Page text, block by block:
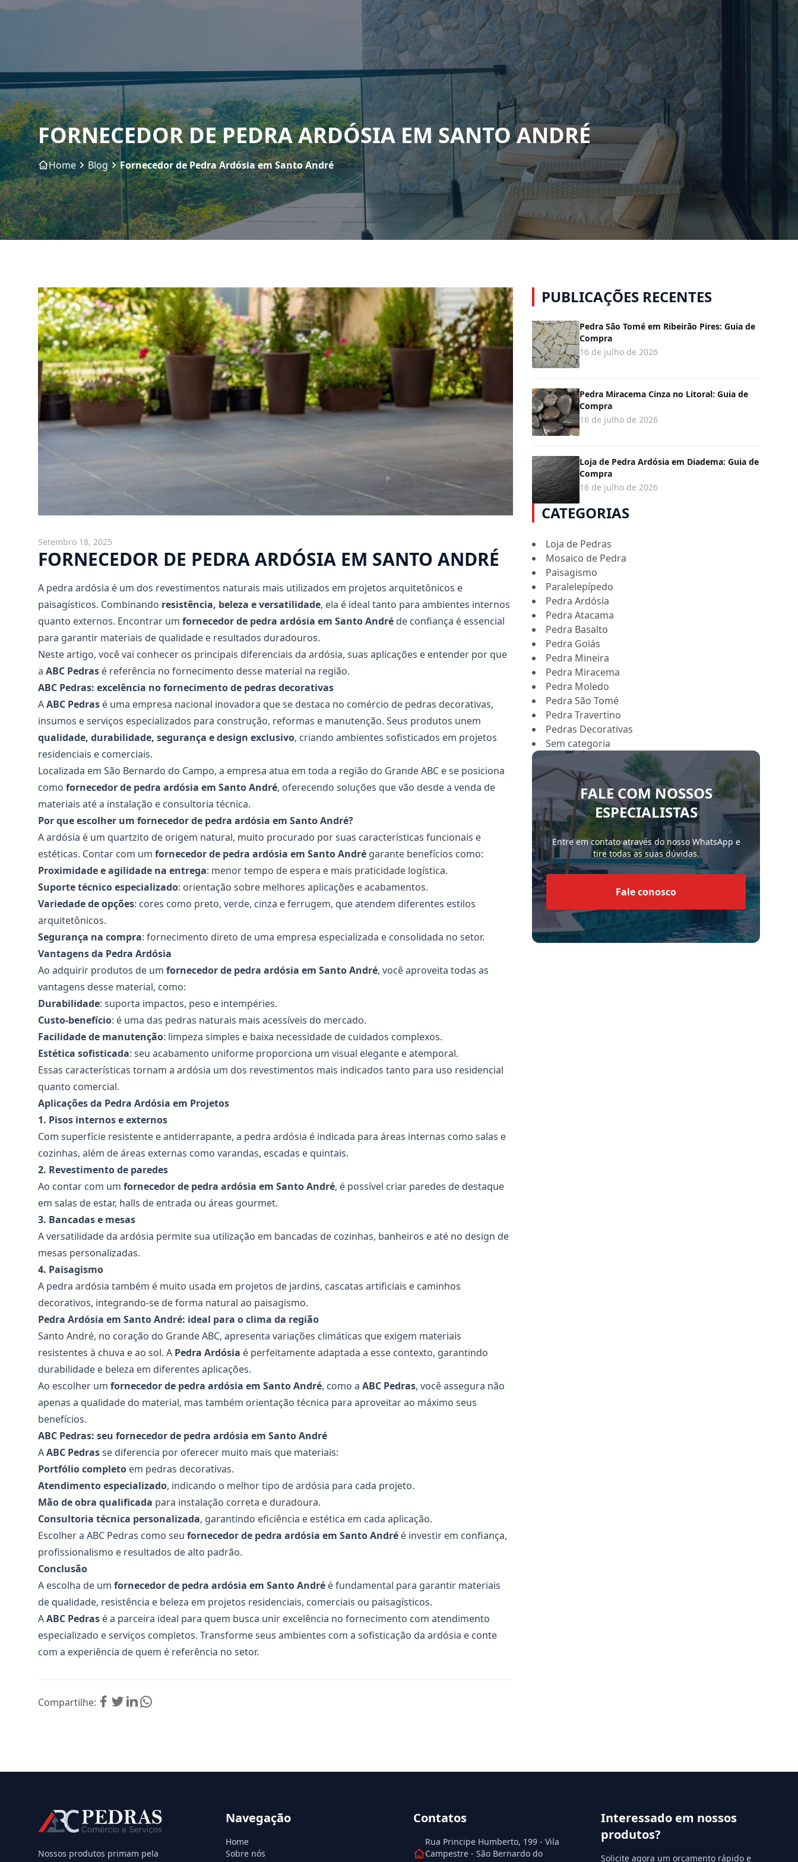
FORNECEDOR DE PEDRA ARDÓSIA EM SANTO ANDRÉ
Home Blog Fornecedor de Pedra Ardósia em Santo André
Setembro 18, 2025
FORNECEDOR DE PEDRA ARDÓSIA EM SANTO ANDRÉ
A pedra ardósia é um dos revestimentos naturais mais utilizados em projetos arquitetônicos e
paisagísticos. Combinando resistência, beleza e versatilidade, ela é ideal tanto para ambientes internos
quanto externos. Encontrar um fornecedor de pedra ardósia em Santo André de confiança é essencial
para garantir materiais de qualidade e resultados duradouros.
Neste artigo, você vai conhecer os principais diferenciais da ardósia, suas aplicações e entender por que
a ABC Pedras é referência no fornecimento desse material na região.
ABC Pedras: excelência no fornecimento de pedras decorativas
AABC Pedras é uma empresa nacional inovadora que se destaca no comércio de pedras decorativas,
insumos e serviços especializados para construção, reformas e manutenção. Seus produtos unem
qualidade, durabilidade, segurança e design exclusivo, criando ambientes sofisticados em projetos
residenciais e comerciais.
Localizada em São Bernardo do Campo, a empresa atua em toda a região do Grande ABC e se posiciona
como fornecedor de pedra ardósia em Santo André, oferecendo soluções que vão desde a venda de
materiais até a instalação e consultoria técnica.
Por que escolher um fornecedor de pedra ardósia em Santo André?
A ardósia é um quartzito de origem natural, muito procurado por suas características funcionais e
estéticas. Contar com um fornecedor de pedra ardósia em Santo André garante benefícios como:
Proximidade e agilidade na entrega: menor tempo de espera e mais praticidade logística.
Suporte técnico especializado: orientação sobre melhores aplicações e acabamentos.
Variedade de opções: cores como preto, verde, cinza e ferrugem, que atendem diferentes estilos
arquitetônicos.
Segurança na compra: fornecimento direto de uma empresa especializada e consolidada no setor.
Vantagens da Pedra Ardósia
Ao adquirir produtos de um fornecedor de pedra ardósia em Santo André, você aproveita todas as
vantagens desse material, como:
Durabilidade: suporta impactos, peso e intempéries.
Custo-benefício: é uma das pedras naturais mais acessíveis do mercado.
Facilidade de manutenção: limpeza simples e baixa necessidade de cuidados complexos.
Estética sofisticada: seu acabamento uniforme proporciona um visual elegante e atemporal.
Essas características tornam a ardósia um dos revestimentos mais indicados tanto para uso residencial
quanto comercial.
Aplicações da Pedra Ardósia em Projetos
1. Pisos internos e externos
Com superfície resistente e antiderrapante, a pedra ardósia é indicada para áreas internas como salas e
cozinhas, além de áreas externas como varandas, escadas e quintais.
2. Revestimento de paredes
Ao contar com um fornecedor de pedra ardósia em Santo André, é possível criar paredes de destaque
em salas de estar, halls de entrada ou áreas gourmet.
3. Bancadas e mesas
A versatilidade da ardósia permite sua utilização em bancadas de cozinhas, banheiros e até no design de
mesas personalizadas.
4. Paisagismo
A pedra ardósia também é muito usada em projetos de jardins, cascatas artificiais e caminhos
decorativos, integrando-se de forma natural ao paisagismo.
Pedra Ardósia em Santo André: ideal para o clima da região
Santo André, no coração do Grande ABC, apresenta variações climáticas que exigem materiais
resistentes à chuva e ao sol. A Pedra Ardósia é perfeitamente adaptada a esse contexto, garantindo
durabilidade e beleza em diferentes aplicações.
Ao escolher um fornecedor de pedra ardósia em Santo André, como a ABC Pedras, você assegura não
apenas a qualidade do material, mas também orientação técnica para aproveitar ao máximo seus
benefícios.
ABC Pedras: seu fornecedor de pedra ardósia em Santo André
AABC Pedrasse diferencia por oferecer muito mais que materiais:
Portfólio completo em pedras decorativas.
Atendimento especializado, indicando o melhor tipo de ardósia para cada projeto.
Mão de obra qualificada para instalação correta e duradoura.
Consultoria técnica personalizada, garantindo eficiência e estética em cada aplicação.
Escolher a ABC Pedras como seu fornecedor de pedra ardósia em Santo André é investir em confiança,
profissionalismo e resultados de alto padrão.
Conclusão
A escolha de um fornecedor de pedra ardósia em Santo André é fundamental para garantir materiais
de qualidade, resistência e beleza em projetos residenciais, comerciais ou paisagísticos.
AABC Pedras é a parceira ideal para quem busca unir excelência no fornecimento com atendimento
especializado e serviços completos. Transforme seus ambientes com a sofisticação da ardósia e conte
com a experiência de quem é referência no setor.
Compartilhe:
PUBLICAÇÕES RECENTES
Pedra São Tomé em Ribeirão Pires: Guia de
Compra
16 de julho de 2026
Pedra Miracema Cinza no Litoral: Guia de
Compra
16 de julho de 2026
Loja de Pedra Ardósia em Diadema: Guia de
Compra
16 de julho de 2026
CATEGORIAS
Loja de Pedras
Mosaico de Pedra
Paisagismo
Paralelepípedo
Pedra Ardósia
Pedra Atacama
Pedra Basalto
Pedra Goiás
Pedra Mineira
Pedra Miracema
Pedra Moledo
Pedra São Tomé
Pedra Travertino
Pedras Decorativas
Sem categoria
FALE COM NOSSOS
ESPECIALISTAS
Entre em contato através do nosso WhatsApp e
tire todas as suas dúvidas.
Fale conosco
Nossos produtos primam pela
Navegação
Home
Sobre nós
Contatos
Rua Principe Humberto, 199 - Vila
Campestre - São Bernardo do
Interessado em nossos
produtos?
Solicite agora um orçamento rápido e